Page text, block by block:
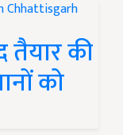
तैयार की
को